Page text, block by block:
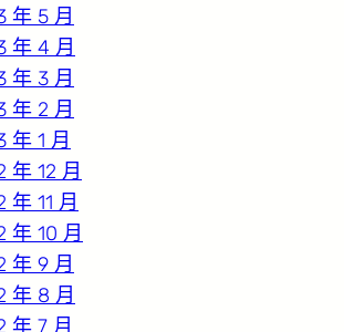
年 5 月
年 4 月
年 3 月
年 2 月
年 1 月
年 12 月
年 11 月
年 10 月
年 9 月
年 8 月
年 7 月